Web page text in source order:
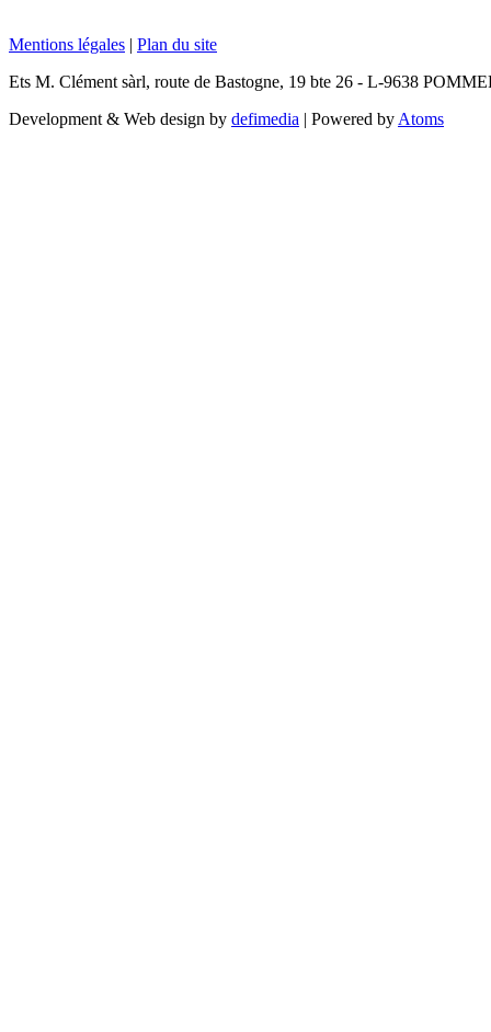
Mentions légales | Plan du site
Ets M. Clément sàrl, route de Bastogne, 19 bte 26 - L-9638
Development & Web design by defimedia | Powered by Atoms